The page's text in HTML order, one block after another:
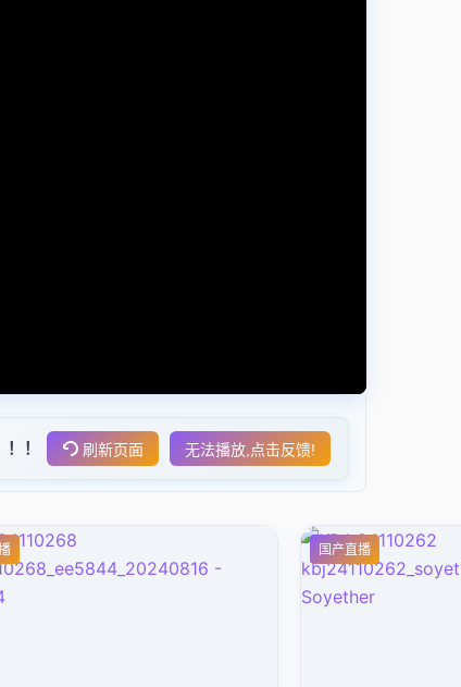
！ 刷新页面 无法播放,点击反馈!
国产直播